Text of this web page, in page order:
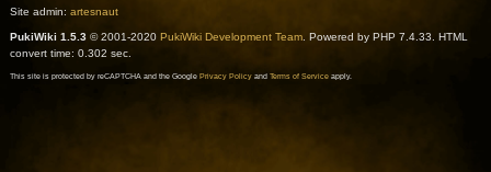
Site admin: artesnaut
PukiWiki 1.5.3© 2001-2020 PukiWiki Development Team. Powered by PHP 7.4.33. HTML
convert time: 0.302 sec.
This site is protected by reCAPTCHA and the Google Privacy Policyand Terms of Serviceapply.